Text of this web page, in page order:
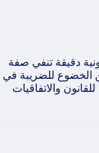
دقيقة تنفي صفة
الخضوع للضريبة في
والاتفاقيات